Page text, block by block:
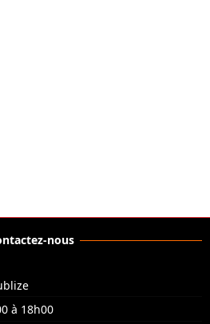
nous
à 18h00